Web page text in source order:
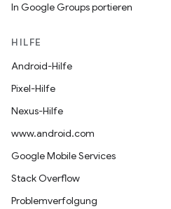
In Google Groups portieren
HILFE
Android-Hilfe
Pixel-Hilfe
Nexus-Hilfe
www.android.com
Google Mobile Services
Stack Overflow
Problemverfolgung